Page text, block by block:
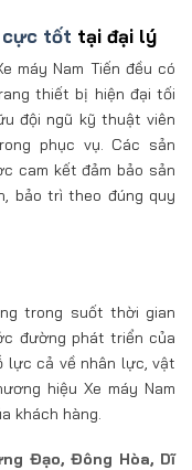
cực tốt tại đại lý
máy Nam Tiến đều có
thiết bị hiện đại tối
đội ngũ kỹ thuật viên
phục vụ. Các sản
cam kết đảm bảo sản
bảo trì theo đúng quy
trong suốt thời gian
đường phát triển của
lực cả về nhân lực, vật
hiệu Xe máy Nam
khách hàng.
Đạo, Đông Hòa, Dĩ